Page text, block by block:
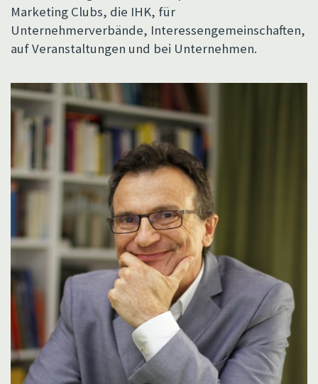
Marketing Clubs, die IHK, für
Unternehmerverbände, Interessengemeinschaften,
auf Veranstaltungen und bei Unternehmen.